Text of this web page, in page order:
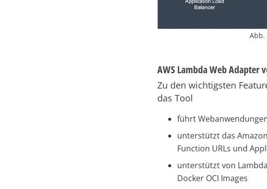
Abb.
AWS Lambda Web Adapter
Zu den wichtigsten
das Tool
führt
unterstützt das
Function URLs und
unterstützt von
Docker OCI Images